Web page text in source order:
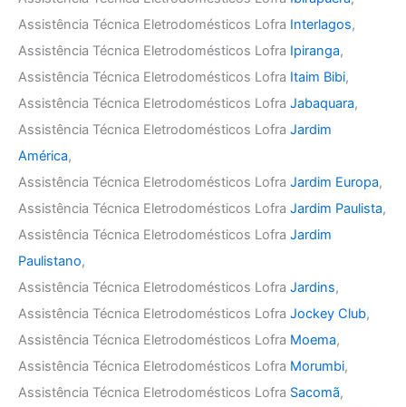
Assistência Técnica Eletrodomésticos Lofra Interlagos,
Assistência Técnica Eletrodomésticos Lofra Ipiranga,
Assistência Técnica Eletrodomésticos Lofra Itaim Bibi,
Assistência Técnica Eletrodomésticos Lofra Jabaquara,
Assistência Técnica Eletrodomésticos Lofra Jardim
América,
Assistência Técnica Eletrodomésticos Lofra Jardim Europa,
Assistência Técnica Eletrodomésticos Lofra Jardim Paulista,
Assistência Técnica Eletrodomésticos Lofra Jardim
Paulistano,
Assistência Técnica Eletrodomésticos Lofra Jardins,
Assistência Técnica Eletrodomésticos Lofra Jockey Club,
Assistência Técnica Eletrodomésticos Lofra Moema,
Assistência Técnica Eletrodomésticos Lofra Morumbi,
Assistência Técnica Eletrodomésticos Lofra Sacomã,